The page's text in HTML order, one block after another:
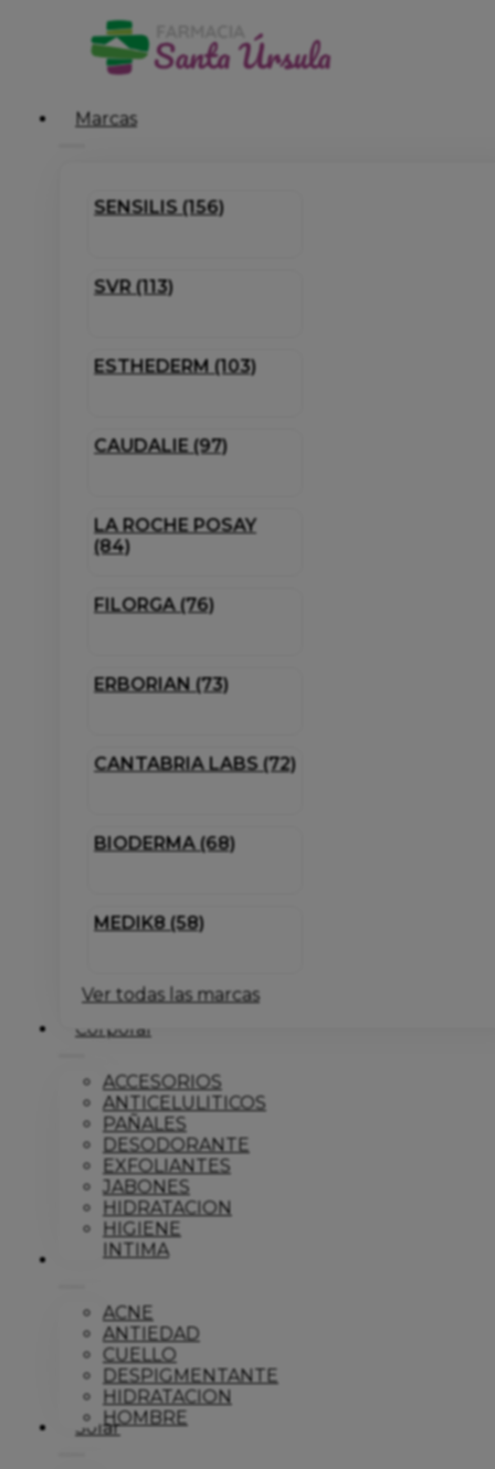
Marcas
SENSILIS (156)
SVR (113)
ESTHEDERM (103)
CAUDALIE (97)
LA ROCHE POSAY
(84)
FILORGA (76)
ERBORIAN (73)
CANTABRIA LABS (72)
BIODERMA (68)
MEDIK8 (58)
Ver todas las marcas
Corporal
ACCESORIOS
ANTICELULITICOS
PAÑALES
DESODORANTE
EXFOLIANTES
JABONES
HIDRATACION
HIGIENE
INTIMA
Dermo
ACNE
ANTIEDAD
CUELLO
DESPIGMENTANTE
HIDRATACION
HOMBRE
Solar